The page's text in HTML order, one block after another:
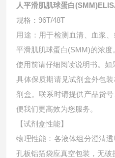
人平滑肌肌球蛋白
规格：96T/48T
用途：用于检测血清、血浆
平滑肌肌球蛋白(SMM)的浓度
使用前请仔细阅读说明书。如
具体保质期请见试剂盒外包
剂盒。联系时请提供产品货
便我们更高效为您服务。
【试剂盒性能】
物理性能：各液体组分澄清
孔板铝箔袋应真空包装，无破